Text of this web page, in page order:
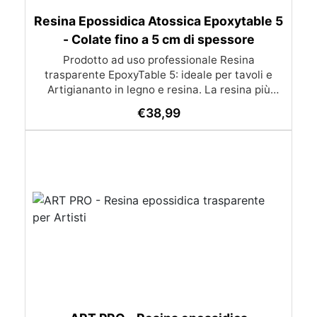
Resina Epossidica Atossica Epoxytable 5
- Colate fino a 5 cm di spessore
Prodotto ad uso professionale Resina
trasparente EpoxyTable 5: ideale per tavoli e
Artigiananto in legno e resina. La resina più
perfetta per colate di alto spessore fino a 5 cm.
Applicazioni Principali: Realizzazione di tavoli in
monete, pietre, ecc) Colate riempitive in
spessore dentro stampi e cassaforme
Caratteristiche principali: ✅ Bassissima
Bassa viscosità per eliminare le bolle d’aria e
€38,99